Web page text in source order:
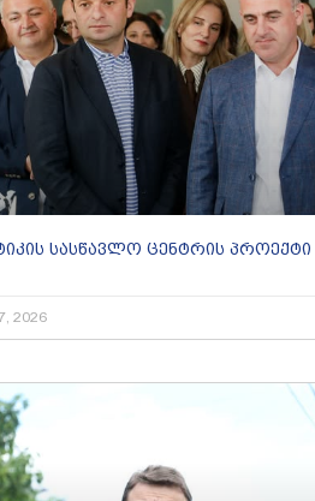
სასწავლო ცენტრის პროექტი
2026